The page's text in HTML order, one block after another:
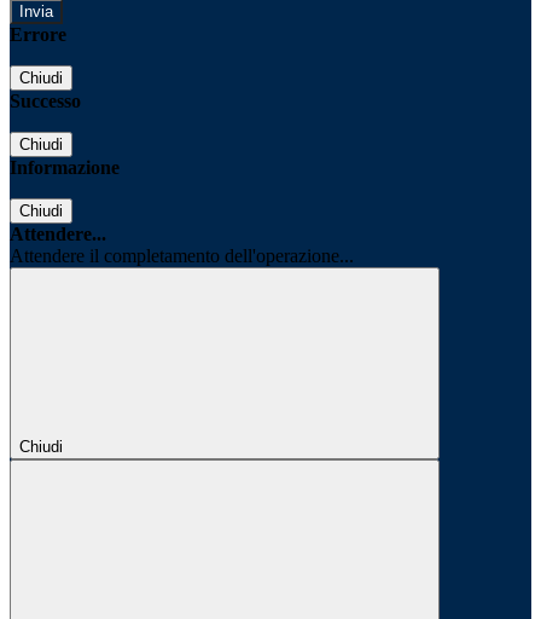
Errore
Chiudi
Successo
Chiudi
Informazione
Chiudi
Attendere...
Attendere il completamento dell'operazione...
Chiudi